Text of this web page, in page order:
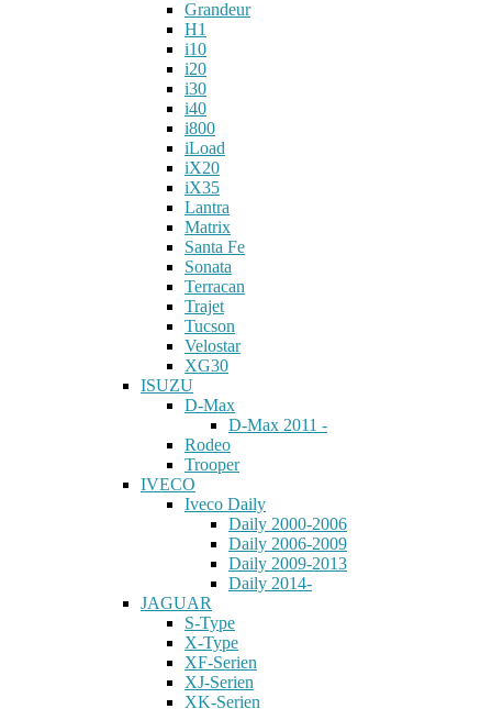
Grandeur
H1
i10
i20
i30
i40
i800
iLoad
iX20
iX35
Lantra
Matrix
Santa Fe
Sonata
Terracan
Trajet
Tucson
Velostar
XG30
ISUZU
D-Max
D-Max 2011 -
Rodeo
Trooper
IVECO
Iveco Daily
Daily 2000-2006
Daily 2006-2009
Daily 2009-2013
Daily 2014-
JAGUAR
S-Type
X-Type
XF-Serien
XJ-Serien
XK-Serien